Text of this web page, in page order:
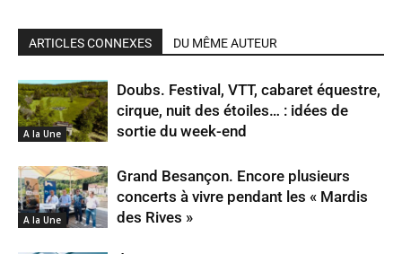
ARTICLES CONNEXES DU MÊME AUTEUR
A la Une
Doubs. Festival, VTT, cabaret équestre,
cirque, nuit des étoiles… : idées de
sortie du week-end
A la Une
Grand Besançon. Encore plusieurs
concerts à vivre pendant les « Mardis
des Rives »